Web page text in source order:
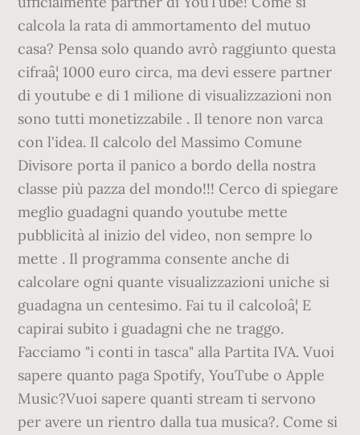
calcola la rata di ammortamento del mutuo
casa? Pensa solo quando avrò raggiunto questa
cifraâ¦ 1000 euro circa, ma devi essere partner
di youtube e di 1 milione di visualizzazioni non
sono tutti monetizzabile . Il tenore non varca
con l'idea. Il calcolo del Massimo Comune
Divisore porta il panico a bordo della nostra
classe più pazza del mondo!!! Cerco di spiegare
meglio guadagni quando youtube mette
pubblicità al inizio del video, non sempre lo
mette . Il programma consente anche di
calcolare ogni quante visualizzazioni uniche si
guadagna un centesimo. Fai tu il calcoloâ¦ E
capirai subito i guadagni che ne traggo.
Facciamo "i conti in tasca" alla Partita IVA. Vuoi
sapere quanto paga Spotify, YouTube o Apple
Music?Vuoi sapere quanti stream ti servono
per avere un rientro dalla tua musica?. Come si